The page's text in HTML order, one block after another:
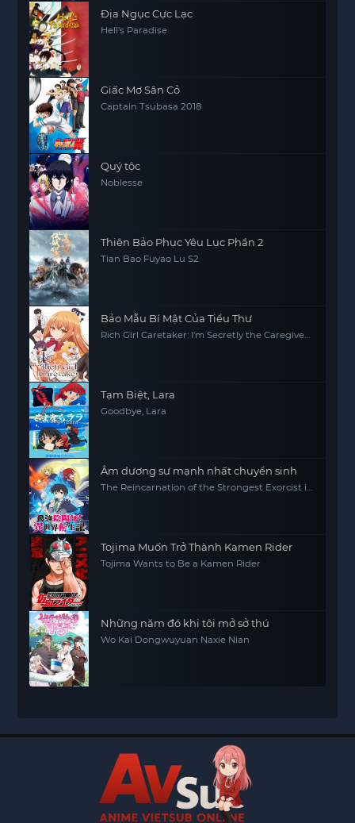
Địa Ngục Cực Lạc
Hell's Paradise
Giấc Mơ Sân Cỏ
Captain Tsubasa 2018
Quý tộc
Noblesse
Thiên Bảo Phục Yêu Lục Phần 2
Tian Bao Fuyao Lu S2
Bảo Mẫu Bí Mật Của Tiểu Thư
Rich Girl Caretaker: I'm Secretly the Caregiver
Tạm Biệt, Lara
Goodbye, Lara
Âm dương sư mạnh nhất chuyển sinh
The Reincarnation of the Strongest Exorcist in
Tojima Muốn Trở Thành Kamen Rider
Tojima Wants to Be a Kamen Rider
Những năm đó khi tôi mở sở thú
Wo Kai Dongwuyuan Naxie Nian